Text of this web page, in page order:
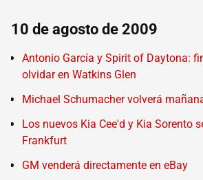
10 de agosto de 2009
Antonio García y Spirit of Daytona:
olvidar en Watkins Glen
Michael Schumacher volverá
Los nuevos Kia Cee'd y Kia Sorento
Frankfurt
GM venderá directamente en eBay